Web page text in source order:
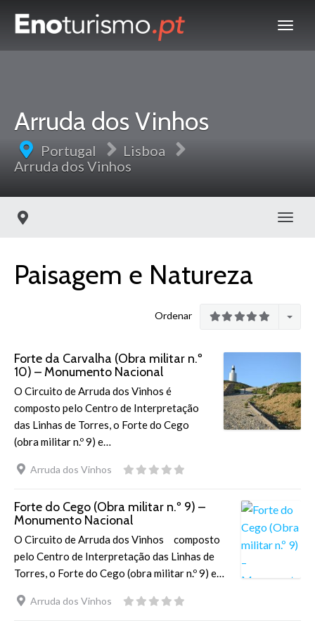
Arruda dos Vinhos
Portugal
Lisboa
Arruda dos Vinhos
Paisagem e Natureza
Ordenar
Forte da Carvalha (Obra militar n.º
10) – Monumento Nacional
O Circuito de Arruda dos Vinhos é
composto pelo Centro de Interpretação
das Linhas de Torres, o Forte do Cego
(obra militar n.º 9) e…
Arruda dos Vinhos
Forte do Cego (Obra militar n.º 9) –
Monumento Nacional
O Circuito de Arruda dos Vinhos composto
pelo Centro de Interpretação das Linhas de
Torres, o Forte do Cego (obra militar n.º 9) e…
Arruda dos Vinhos